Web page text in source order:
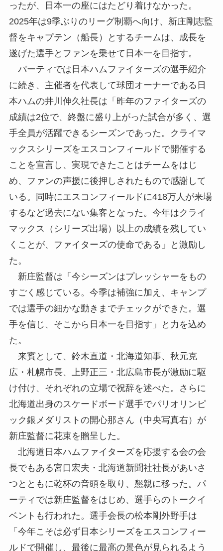
ったが、日本一の座にはたどり着けなかった。
2025年は9季ぶりのリーグ制覇へ向け、新庄剛志監
督をキャプテン（船長）とするチームは、成長を
遂げた選手とファンを乗せて日本一を目指す。
パーティでは日本ハムファイターズの選手紹介
に続き、主催者を代表して球団オーナーである日
本ハムの井川伸久社長は「昨年のファイターズの
成績は2位で、終盤に盛り上がった試合が多く、選
手全員が活躍できるシーズンであった。クライマ
ックスシリーズをエスコンフィールドで開催する
ことを宣言し、実現できたことはチームをはじ
め、ファンの声援に後押しされたもので感謝して
いる。同時にエスコンフィールドに418万人が来場
するなど過去にない集客となった。今年はクライ
マックス（シリーズ出場）以上の成績を残してい
くことが、ファイターズの使命である」と激励し
た。
新庄監督は「今シーズンはプレッシャーをもの
すごく感じている。今季は補強に加え、キャンプ
では選手の細かな動きまでチェックができた。選
手を信じ、そこから日本一を目指す」と力を込め
た。
来賓として、鈴木直道・北海道知事、秋元克
広・札幌市長、上野正三・北広島市長が激励に駆
け付け、それぞれの立場で祝辞を述べた。さらに
北海道出身のスケードボード選手でパリオリンピ
ック銀メダリストの開心那さん（中央写真右）が
新庄監督に花束を贈呈した。
北海道日本ハムファイターズを応援する会の会
長でもある宮口宏夫・北海道新聞社社長があいさ
つとともに乾杯の音頭を取り、懇親に移った。パ
ーティでは新庄監督をはじめ、選手らのトークイ
ベントも行われた。選手会長の松本剛外野手は
「今年こそは必ず日本シリーズをエスコンフィー
ルドで開催し、最後に最高の景色が見られるよう